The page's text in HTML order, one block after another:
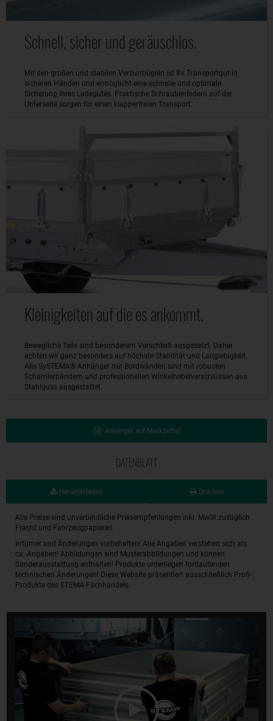
Schnell, sicher und geräuschlos.
Mit den großen und stabilen Verzurrbügeln ist Ihr Transportgut in
sicheren Händen und ermöglicht eine schnelle und optimale
Sicherung ihres Ladegutes. Praktische Schraubenfedern auf der
Unterseite sorgen für einen klapperfreien Transport.
Kleinigkeiten auf die es ankommt.
Bewegliche Teile sind besonderem Verschleiß ausgesetzt. Daher
achten wir ganz besonders auf höchste Stabilität und Langlebigkeit.
Alle SySTEMA® Anhänger mit Bordwänden sind mit robusten
Scharnierbändern und professionellen Winkelhebelverschlüssen aus
Stahlguss ausgestattet.
Anhänger auf Merkzettel
DATENBLATT
Herunterladen Drucken
Alle Preise sind unverbindliche Preisempfehlungen inkl. MwSt zuzüglich
Fracht und Fahrzeugpapieren.
Irrtümer und Änderungen vorbehalten! Alle Angaben verstehen sich als
ca.-Angaben! Abbildungen sind Musterabbildungen und können
Sonderausstattung enthalten! Produkte unterliegen fortlaufenden
technischen Änderungen! Diese Website präsentiert ausschließlich Profi-
Produkte des STEMA-Fachhandels.